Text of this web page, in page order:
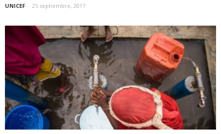
UNICEF - 25 septiembre, 2017